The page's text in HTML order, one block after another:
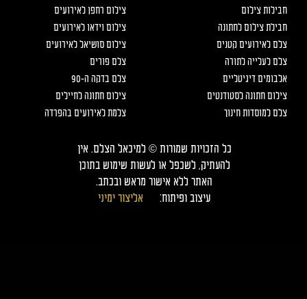
חבילות צילום
חבילת צילום לחתונה
צלם לאירועים קטנים
צלם לעלייה לתורה
אלבומים דיגיטליים
צילום חתונה לסטודנטים
צלם למוסדות חינוך
צילום רחפן לאירועים
צילום וידאו לאירועים
צילום סושיאל לאירועים
צלם פורים
צלם בדקה ה-90
צילום חתונה לחיילים
צלמת לאירועים בהפרדה
כל הזכויות שמורות © למיכאל הצלם. אין
להעתיק, לשכפל או לעשות שימוש בתוכן
האתר ללא אישור מראש ובכתב.
עיצוב ופיתוח:
אליצור ימיני